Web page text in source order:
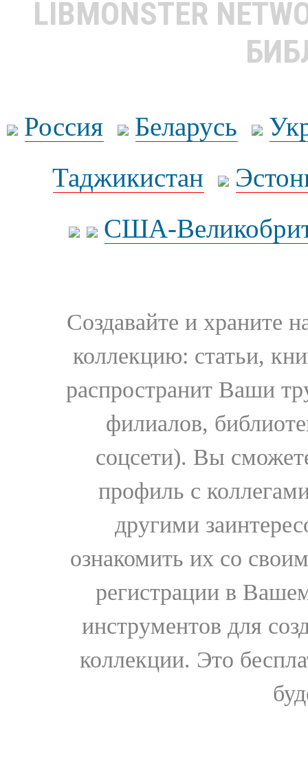
LIBMONSTER
Россия Беларусь
Таджикистан
США-
Создавайте и храните
коллекцию: статьи,
распространит Ваши
филиалов,
соцсети). Вы
профиль с
другими
ознакомить их со
регистрации в
инструментов для
коллекции. Это